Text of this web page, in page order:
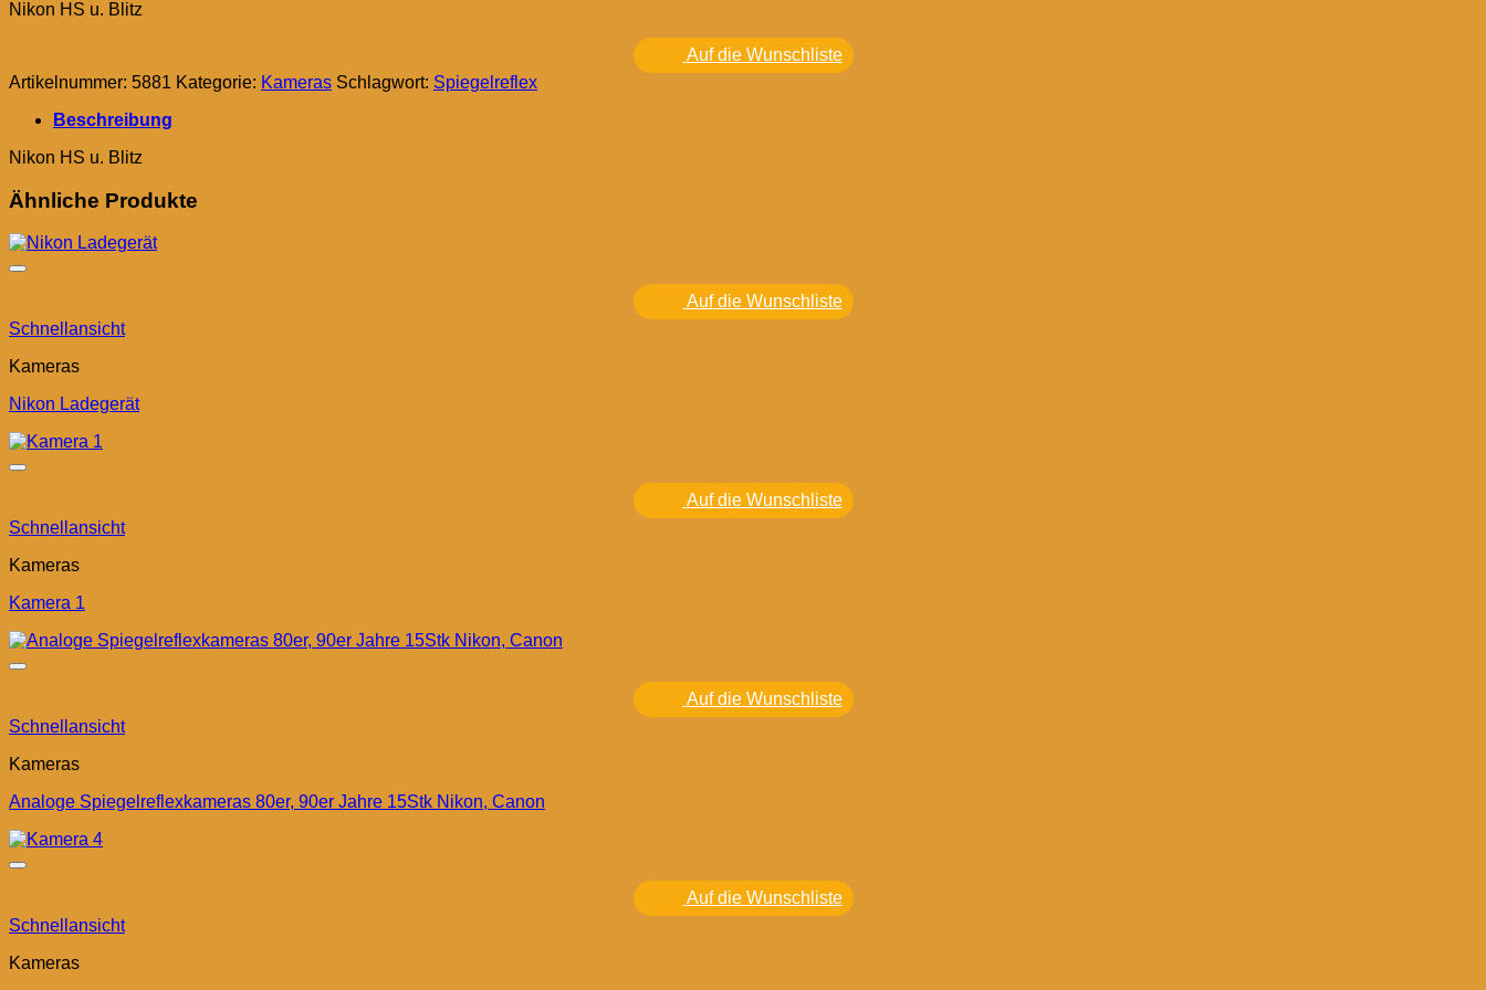
Nikon HS u. Blitz
Auf die Wunschliste
Artikelnummer: 5881 Kategorie: Kameras Schlagwort: Spiegelreflex
Beschreibung
Nikon HS u. Blitz
Ähnliche Produkte
Auf die Wunschliste
Schnellansicht
Kameras
Nikon Ladegerät
Auf die Wunschliste
Schnellansicht
Kameras
Kamera 1
Auf die Wunschliste
Schnellansicht
Kameras
Analoge Spiegelreflexkameras 80er, 90er Jahre 15Stk Nikon, Canon
Auf die Wunschliste
Schnellansicht
Kameras